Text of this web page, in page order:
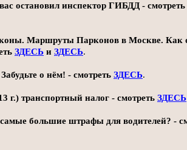
остановил инспектор ГИБДД - смотреть
Маршруты Парконов в Москве. Как
ЗДЕСЬ и ЗДЕСЬ.
о нём! - смотреть ЗДЕСЬ.
г.) транспортный налог - смотреть ЗДЕСЬ
большие штрафы для водителей? -